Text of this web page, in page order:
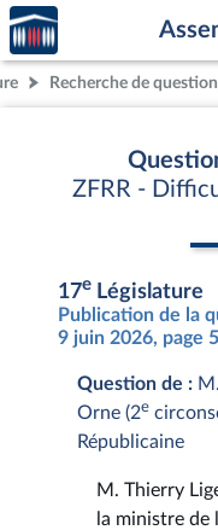
Aller au contenu
Aller en bas de la page
Accèder
à la
page
d'accueilRecherche de
ZFRR -
17e Législature
Publication de la
9 juin 2026, page
Question de :
Orne (2e
Républicaine
M. Thierry
la ministre de